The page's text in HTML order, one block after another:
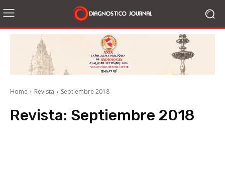
Home Revista Septiembre 2018
Revista: Septiembre 2018